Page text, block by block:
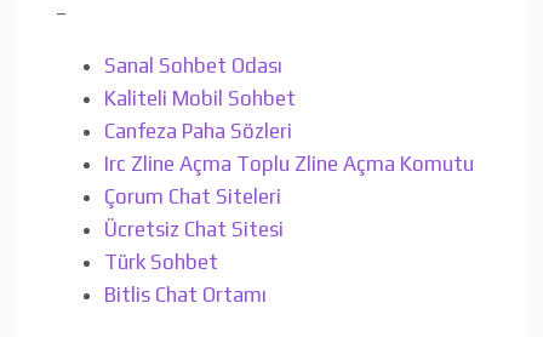
–
Sanal Sohbet Odası
Kaliteli Mobil Sohbet
Canfeza Paha Sözleri
Irc Zline Açma Toplu Zline Açma Komutu
Çorum Chat Siteleri
Ücretsiz Chat Sitesi
Türk Sohbet
Bitlis Chat Ortamı